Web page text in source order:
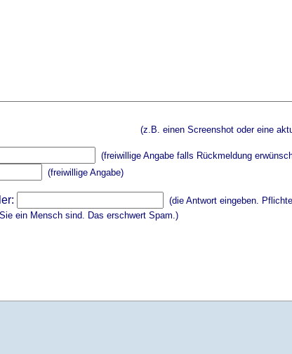
(z.B. einen Screenshot oder eine
(freiwillige Angabe falls Rückmeldung
(freiwillige Angabe)
(die Antwort eingeben.
ein Mensch sind. Das erschwert Spam.)